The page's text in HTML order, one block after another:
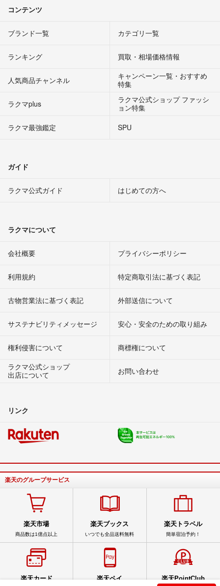
コンテンツ
ブランド一覧 カテゴリ一覧
ランキング 買取・相場価格情報
人気商品チャンネル
キャンペーン一覧・おすすめ
特集
ラクマplus
ラクマ公式ショップ ファッシ
ョン特集
ラクマ最強鑑定
SPU
ガイド
ラクマ公式ガイド はじめての方へ
ラクマについて
会社概要 プライバシーポリシー
利用規約 特定商取引法に基づく表記
古物営業法に基づく表記 外部送信について
サステナビリティメッセージ 安心・安全のための取り組み
権利侵害について
商標権について
ラクマ公式ショップ
出店について
お問い合わせ
リンク
楽天のグループサービス
楽天市場
商品数は1億点以上
楽天ブックス
いつでも全品送料無料
楽天トラベル
簡単宿泊予約！
楽天カード 楽天ペイ 楽天PointClub